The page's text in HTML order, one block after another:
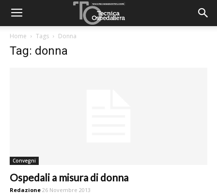
Home Tags Donna
Tag: donna
Convegni
Ospedali a misura di donna
Redazione 26 Novembre 2013